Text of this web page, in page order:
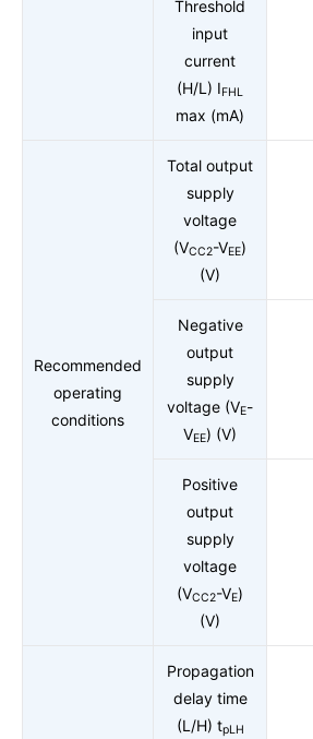
Threshold
input
current
(H/L) IFHL
max (mA)
Recommended
operating
conditions
Total output
supply
voltage
(VCC2-VEE)
(V)
Negative
output
supply
voltage (VE-
VEE) (V)
Positive
output
supply
voltage
(VCC2-VE)
(V)
Propagation
delay time
(L/H) tpLH